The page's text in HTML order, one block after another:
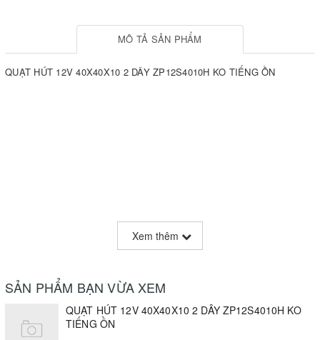
MÔ TẢ SẢN PHẨM
QUẠT HÚT 12V 40X40X10 2 DÂY ZP12S4010H KO TIẾNG ỒN
Xem thêm
SẢN PHẨM BẠN VỪA XEM
QUẠT HÚT 12V 40X40X10 2 DÂY ZP12S4010H KO
TIẾNG ỒN